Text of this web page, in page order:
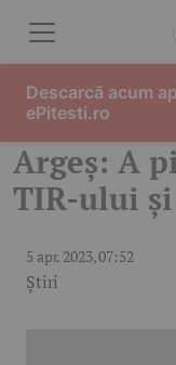
Argeș: A
TIR-ului și
5 apr. 2023, 07:52
Știri
Descarcă acum
ePitesti.ro